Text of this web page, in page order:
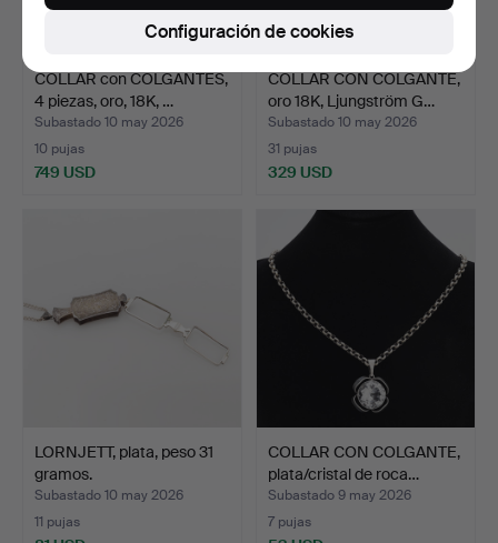
COLLAR con COLGANTES,
4 piezas, oro, 18K, …
Subastado 10 may 2026
10 pujas
749 USD
COLLAR CON COLGANTE,
oro 18K, Ljungström G…
Subastado 10 may 2026
31 pujas
329 USD
LORNJETT, plata, peso 31
gramos.
Subastado 10 may 2026
11 pujas
COLLAR CON COLGANTE,
plata/cristal de roca…
Subastado 9 may 2026
7 pujas
Configuración de cookies